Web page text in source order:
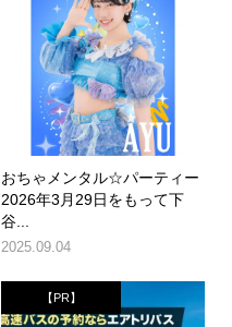
おちゃメンタル☆パーティー
2026年3月29日をもって下
谷...
2025.09.04
【PR】